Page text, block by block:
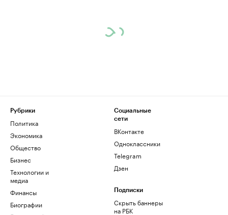
Рубрики
Политика
Экономика
Общество
Бизнес
Технологии и
медиа
Финансы
Биографии
Социальные
сети
ВКонтакте
Одноклассники
Telegram
Дзен
Подписки
Скрыть баннеры
на РБК